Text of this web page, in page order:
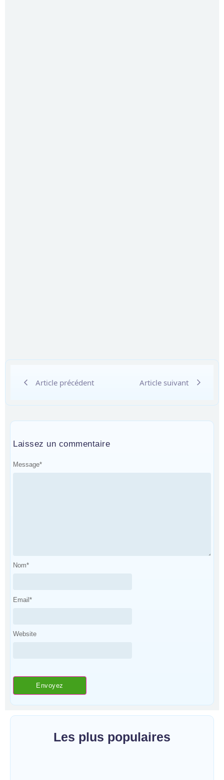
Article précédent Article suivant
Laissez un commentaire
Message*
Nom*
Email*
Website
Les plus populaires